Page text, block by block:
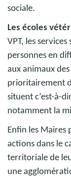
sociale.
Les écoles
VPT, les
personnes en
aux animaux
prioritairement
situent c’est-à-
notamment la
Enfin les Maires
actions dans le
territoriale de
une